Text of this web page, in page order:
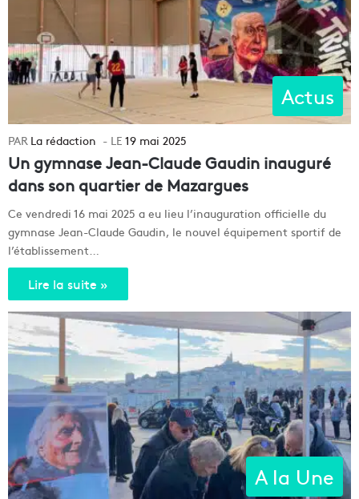
Actus
La rédaction 19 mai 2025
Un gymnase Jean-Claude Gaudin inauguré
dans son quartier de Mazargues
Ce vendredi 16 mai 2025 a eu lieu l’inauguration officielle du
gymnase Jean-Claude Gaudin, le nouvel équipement sportif de
l’établissement…
Lire la suite »
A la Une